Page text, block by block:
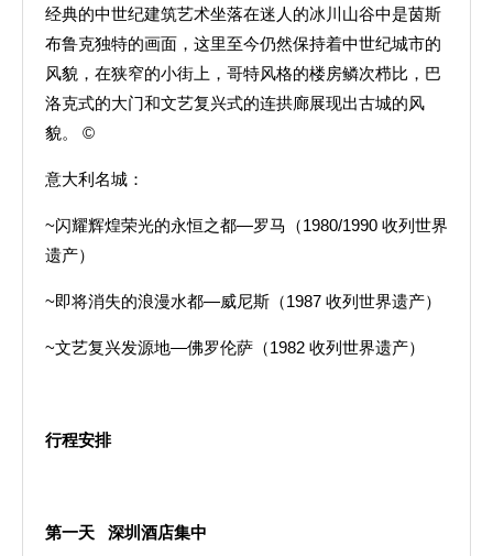
经典的中世纪建筑艺术坐落在迷人的冰川山谷中是茵斯
布鲁克独特的画面，这里至今仍然保持着中世纪城市的
风貌，在狭窄的小街上，哥特风格的楼房鳞次栉比，巴
洛克式的大门和文艺复兴式的连拱廊展现出古城的风
貌。 ©
意大利名城：
~闪耀辉煌荣光的永恒之都—罗马（1980/1990 收列世界
遗产）
~即将消失的浪漫水都—威尼斯（1987 收列世界遗产）
~文艺复兴发源地—佛罗伦萨（1982 收列世界遗产）
行程安排
第一天 深圳酒店集中